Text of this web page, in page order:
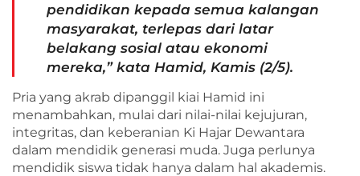
pendidikan kepada semua kalangan
masyarakat, terlepas dari latar
belakang sosial atau ekonomi
mereka,” kata Hamid, Kamis (2/5).
Pria yang akrab dipanggil kiai Hamid ini
menambahkan, mulai dari nilai-nilai kejujuran,
integritas, dan keberanian Ki Hajar Dewantara
dalam mendidik generasi muda. Juga perlunya
mendidik siswa tidak hanya dalam hal akademis.